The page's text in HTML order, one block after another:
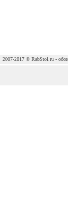
2007-2017 © RabStol.ru - обои